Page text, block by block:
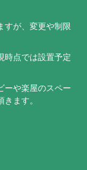
すが、変更や制限
時点では設置予定
ーや楽屋のスペー
ます。